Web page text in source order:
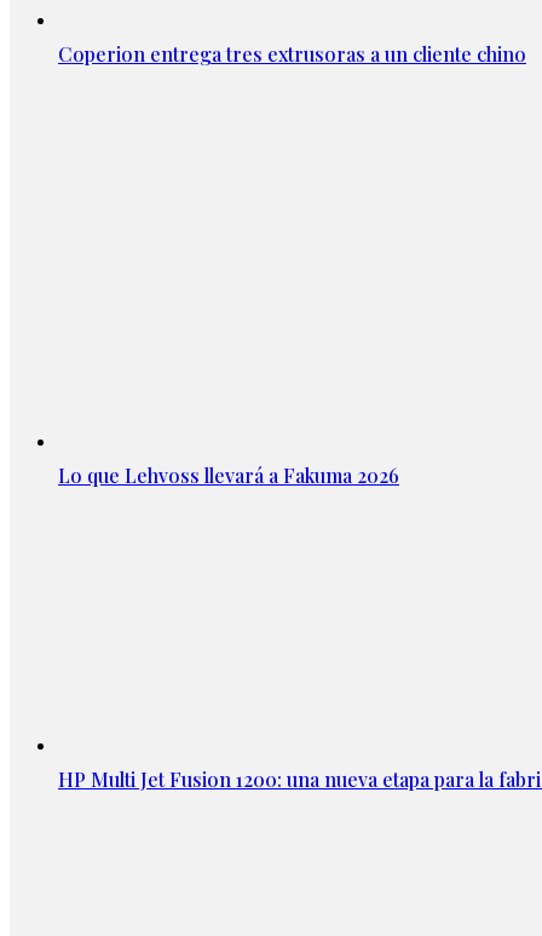
Coperion entrega tres extrusoras a un cliente chino
Lo que Lehvoss llevará a Fakuma 2026
HP Multi Jet Fusion 1200: una nueva etapa para la